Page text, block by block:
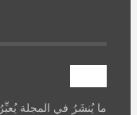
ما يُنشَرُ في المجلة